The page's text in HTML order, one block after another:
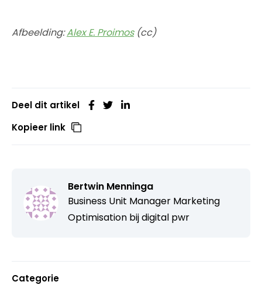
Afbeelding:Alex E. Proimos(cc)
Deel dit artikel
Kopieer link
Bertwin Menninga
Business Unit Manager Marketing
Optimisation bijdigital pwr
Categorie